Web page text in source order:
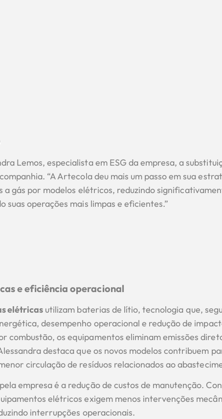
Lemos, especialista em ESG da empresa, a
“A Artecola deu mais um passo em sua
gás por modelos elétricos, reduzindo
operações mais limpas e eficientes.”
e eficiência operacional
elétricas utilizam baterias de lítio, tecnologia que,
desempenho operacional e redução de
combustão, os equipamentos eliminam emissões
destaca que os novos modelos contribuem
circulação de resíduos relacionados ao
empresa é a redução de custos de manutenção.
elétricos exigem menos intervenções
interrupções operacionais.